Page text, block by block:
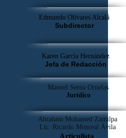
Edmundo Olivares Alcalá
Subdirector
Karen García Hernández
Jefa de Redacción
Manuel Serna Ornelas
Jurídico
Abraham Mohamed Zamilpa
Lic. Ricardo Monreal Ávila
Articulista